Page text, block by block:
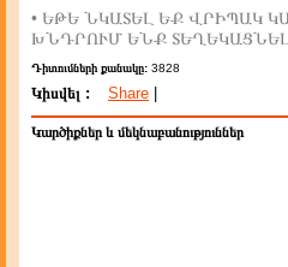
• ԵԹԵ ՆԿԱՏԵԼ ԵՔ ՎՐԻՊԱԿ
ԽՆԴՐՈՒՄ ԵՆՔ
Դիտումների քանակը: 3828
Կիսվել : Share
Կարծիքներ և մեկնաբանություններ